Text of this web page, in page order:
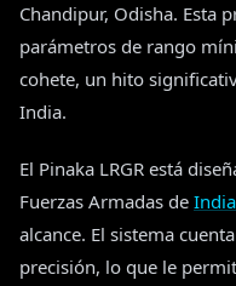
Chandipur, Odisha. Esta
parámetros de rango
cohete, un hito
India.
El Pinaka LRGR está
Fuerzas Armadas de India
alcance. El sistema
precisión, lo que le